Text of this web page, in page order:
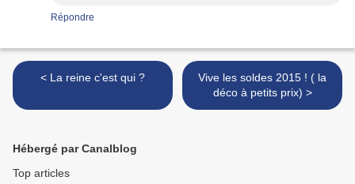
Répondre
< La reine c'est qui ?
Vive les soldes 2015 ! ( la
déco à petits prix) >
Hébergé par Canalblog
Top articles